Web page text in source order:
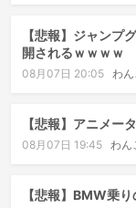
【悲報】ジャンプ
開されるｗｗｗｗ
08月07日 20:05 わ
【悲報】アニメー
08月07日 19:45 わん
【悲報】BMW乗